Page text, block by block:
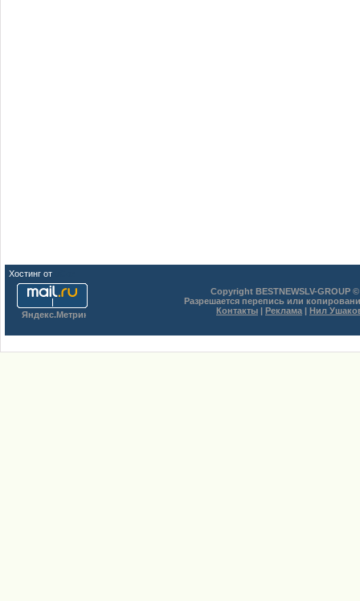
Хостинг от
Copyright BESTNEWSLV-GROUP
Разрешается перепись или
Контакты | Реклама | Нил